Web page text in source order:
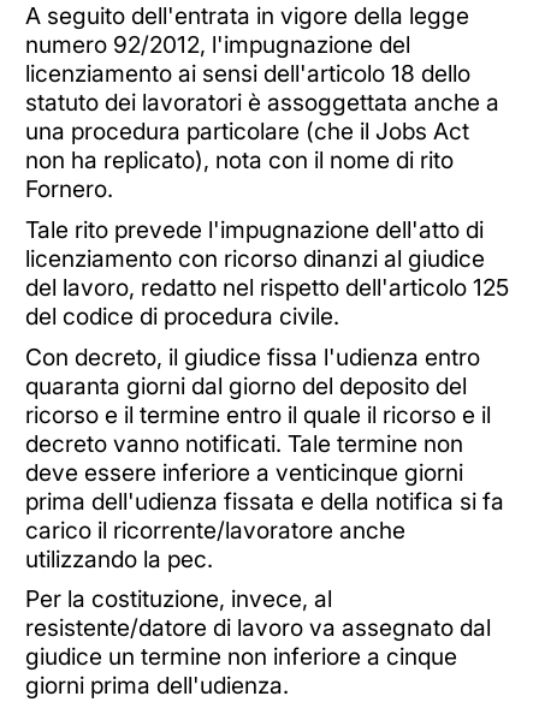
A seguito dell'entrata in vigore della legge
numero 92/2012, l'impugnazione del
licenziamento ai sensi dell'articolo 18 dello
statuto dei lavoratori è assoggettata anche a
una procedura particolare (che il Jobs Act
non ha replicato), nota con il nome di rito
Fornero.
Tale rito prevede l'impugnazione dell'atto di
licenziamento con ricorso dinanzi al giudice
del lavoro, redatto nel rispetto dell'articolo 125
del codice di procedura civile.
Con decreto, il giudice fissa l'udienza entro
quaranta giorni dal giorno del deposito del
ricorso e il termine entro il quale il ricorso e il
decreto vanno notificati. Tale termine non
deve essere inferiore a venticinque giorni
prima dell'udienza fissata e della notifica si fa
carico il ricorrente/lavoratore anche
utilizzando la pec.
Per la costituzione, invece, al
resistente/datore di lavoro va assegnato dal
giudice un termine non inferiore a cinque
giorni prima dell'udienza.